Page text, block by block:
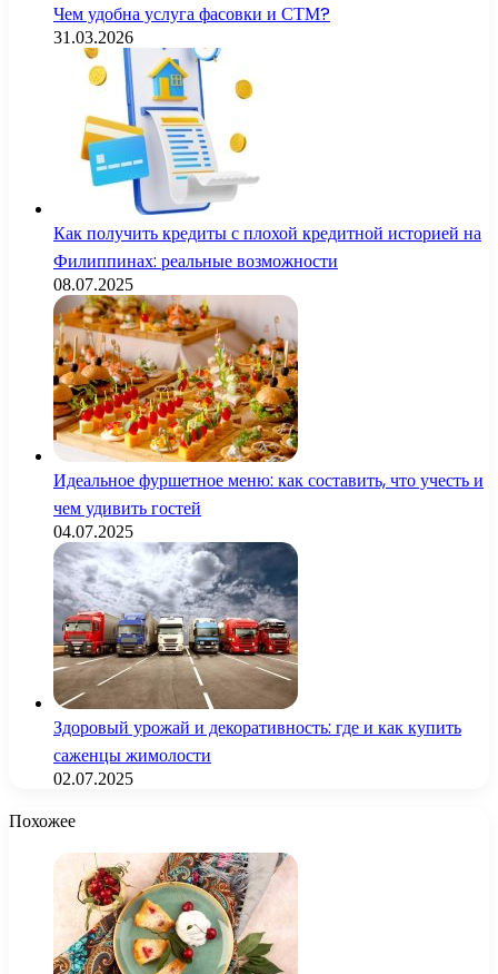
Чем удобна услуга фасовки и СТМ?
31.03.2026
Как получить кредиты с плохой кредитной историей на
Филиппинах: реальные возможности
08.07.2025
Идеальное фуршетное меню: как составить, что учесть и
чем удивить гостей
04.07.2025
Здоровый урожай и декоративность: где и как купить
саженцы жимолости
02.07.2025
Похожее